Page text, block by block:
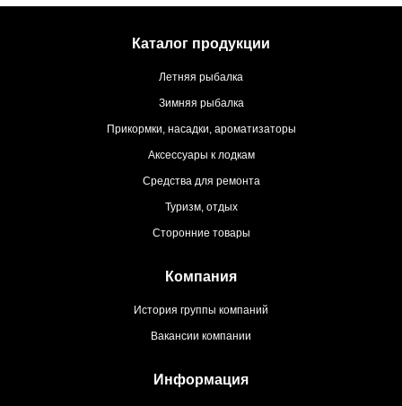
Каталог продукции
Летняя рыбалка
Зимняя рыбалка
Прикормки, насадки, ароматизаторы
Аксессуары к лодкам
Средства для ремонта
Туризм, отдых
Сторонние товары
Компания
История группы компаний
Вакансии компании
Информация